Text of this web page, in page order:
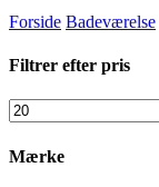
Forside Badeværelse
Filtrer efter pris
Mindste
pris
Mærke